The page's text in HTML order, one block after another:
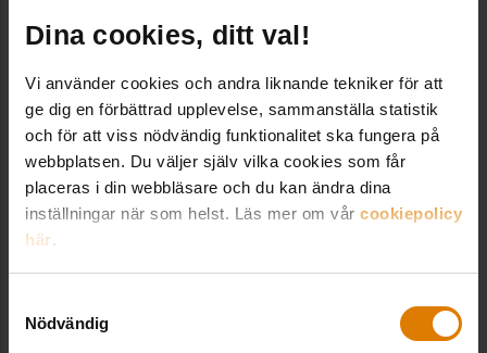
Dina cookies, ditt val!
Vi använder cookies och andra liknande tekniker för att
ge dig en förbättrad upplevelse, sammanställa statistik
och för att viss nödvändig funktionalitet ska fungera på
webbplatsen. Du väljer själv vilka cookies som får
placeras i din webbläsare och du kan ändra dina
inställningar när som helst. Läs mer om vår cookiepolicy
här.
Nödvändig
situation”
Kontakt hos Sveriges Allmännytta